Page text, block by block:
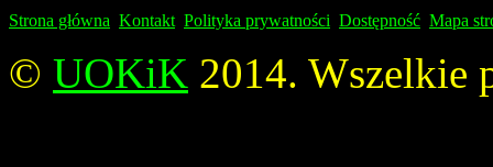
Strona główna Kontakt Polityka prywatności Dostępność Mapa
© UOKiK 2014. Wszelkie